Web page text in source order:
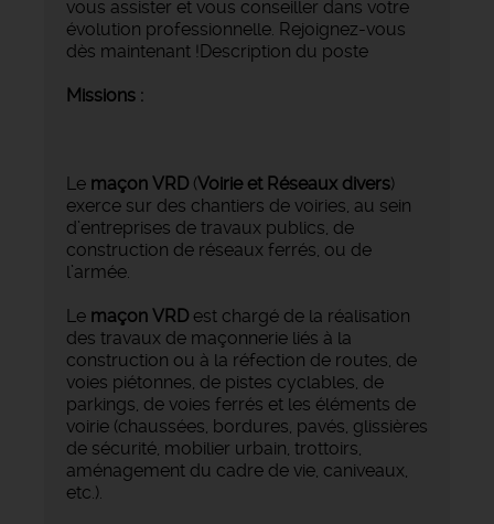
vous assister et vous conseiller dans votre
évolution professionnelle. Rejoignez-vous
dès maintenant !Description du poste
Missions :
Le maçon VRD (Voirie et Réseaux divers)
exerce sur des chantiers de voiries, au sein
d’entreprises de travaux publics, de
construction de réseaux ferrés, ou de
l’armée.
Le maçon VRD est chargé de la réalisation
des travaux de maçonnerie liés à la
construction ou à la réfection de routes, de
voies piétonnes, de pistes cyclables, de
parkings, de voies ferrés et les éléments de
voirie (chaussées, bordures, pavés, glissières
de sécurité, mobilier urbain, trottoirs,
aménagement du cadre de vie, caniveaux,
etc.).